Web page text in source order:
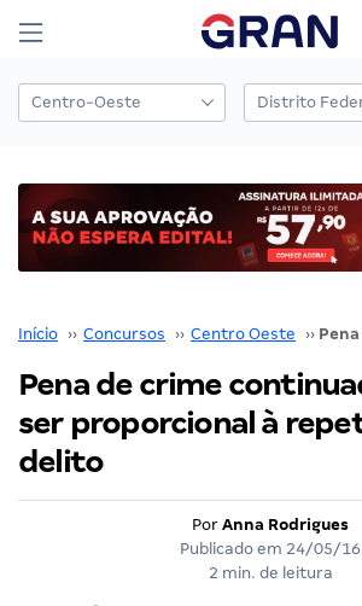
Início ›› Concursos ›› Centro Oeste ››
Pena de crime
ser proporcional à
delito
Por Anna Rodrigues
Publicado em 24/05/16
2 min. de leitura